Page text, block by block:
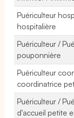
Puériculteur
hospitalière
Puériculteur /
pouponnière
Puériculteur
coordinatrice
Puériculteur /
d'accueil petite